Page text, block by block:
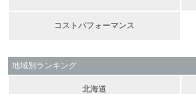
コストパフォーマンス
地域別ランキング
北海道